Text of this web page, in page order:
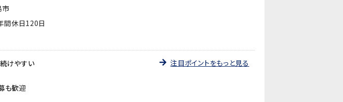
市
間休日120日
けやすい
も歓迎
注目ポイントをもっと見る